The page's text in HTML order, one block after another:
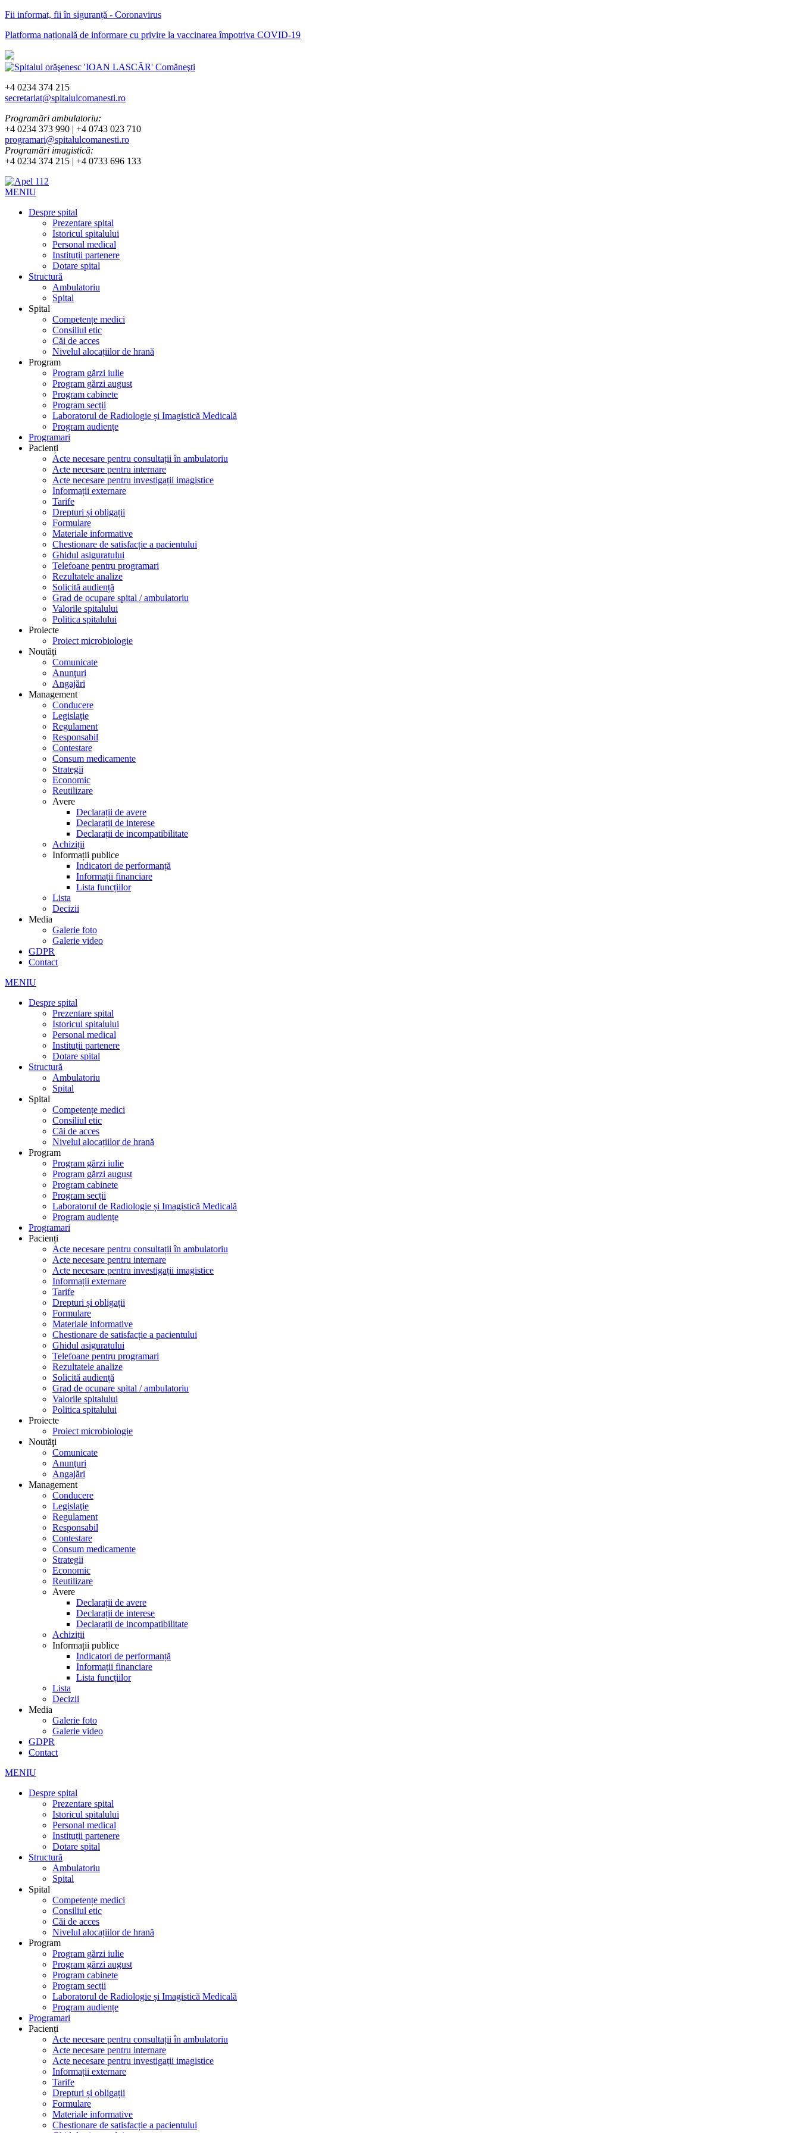
Fii informat, fii în siguranță - Coronavirus
Platforma națională de informare cu privire la vaccinarea împotriva COVID-19
+4 0234 374 215
secretariat@spitalulcomanesti.ro
Programări ambulatoriu:
+4 0234 373 990 | +4 0743 023 710
programari@spitalulcomanesti.ro
Programări imagistică:
+4 0234 374 215 | +4 0733 696 133
MENIU
Despre spital
Prezentare spital
Istoricul spitalului
Personal medical
Instituții partenere
Dotare spital
Structură
Ambulatoriu
Spital
Spital
Competențe medici
Consiliul etic
Căi de acces
Nivelul alocațiilor de hrană
Program
Program gărzi iulie
Program gărzi august
Program cabinete
Program secții
Laboratorul de Radiologie și Imagistică Medicală
Program audiențe
Programari
Pacienți
Acte necesare pentru consultații în ambulatoriu
Acte necesare pentru internare
Acte necesare pentru investigații imagistice
Informații externare
Tarife
Drepturi și obligații
Formulare
Materiale informative
Chestionare de satisfacție a pacientului
Ghidul asiguratului
Telefoane pentru programari
Rezultatele analize
Solicită audiență
Grad de ocupare spital / ambulatoriu
Valorile spitalului
Politica spitalului
Proiecte
Proiect microbiologie
Noutăţi
Comunicate
Anunţuri
Angajări
Management
Conducere
Legislaţie
Regulament
Responsabil
Contestare
Consum medicamente
Strategii
Economic
Reutilizare
Avere
Declarații de avere
Declarații de interese
Declarații de incompatibilitate
Achiziții
Informații publice
Indicatori de performanță
Informații financiare
Lista funcțiilor
Lista
Decizii
Media
Galerie foto
Galerie video
GDPR
Contact
MENIU
Despre spital
Prezentare spital
Istoricul spitalului
Personal medical
Instituții partenere
Dotare spital
Structură
Ambulatoriu
Spital
Spital
Competențe medici
Consiliul etic
Căi de acces
Nivelul alocațiilor de hrană
Program
Program gărzi iulie
Program gărzi august
Program cabinete
Program secții
Laboratorul de Radiologie și Imagistică Medicală
Program audiențe
Programari
Pacienți
Acte necesare pentru consultații în ambulatoriu
Acte necesare pentru internare
Acte necesare pentru investigații imagistice
Informații externare
Tarife
Drepturi și obligații
Formulare
Materiale informative
Chestionare de satisfacție a pacientului
Ghidul asiguratului
Telefoane pentru programari
Rezultatele analize
Solicită audiență
Grad de ocupare spital / ambulatoriu
Valorile spitalului
Politica spitalului
Proiecte
Proiect microbiologie
Noutăţi
Comunicate
Anunţuri
Angajări
Management
Conducere
Legislaţie
Regulament
Responsabil
Contestare
Consum medicamente
Strategii
Economic
Reutilizare
Avere
Declarații de avere
Declarații de interese
Declarații de incompatibilitate
Achiziții
Informații publice
Indicatori de performanță
Informații financiare
Lista funcțiilor
Lista
Decizii
Media
Galerie foto
Galerie video
GDPR
Contact
MENIU
Despre spital
Prezentare spital
Istoricul spitalului
Personal medical
Instituții partenere
Dotare spital
Structură
Ambulatoriu
Spital
Spital
Competențe medici
Consiliul etic
Căi de acces
Nivelul alocațiilor de hrană
Program
Program gărzi iulie
Program gărzi august
Program cabinete
Program secții
Laboratorul de Radiologie și Imagistică Medicală
Program audiențe
Programari
Pacienți
Acte necesare pentru consultații în ambulatoriu
Acte necesare pentru internare
Acte necesare pentru investigații imagistice
Informații externare
Tarife
Drepturi și obligații
Formulare
Materiale informative
Chestionare de satisfacție a pacientului